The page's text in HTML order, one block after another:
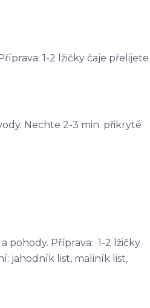
1-2 lžičky čaje přelijete
Nechte 2-3 min. přikryté
pohody. Příprava: 1-2 lžičky
jahodník list, maliník list,